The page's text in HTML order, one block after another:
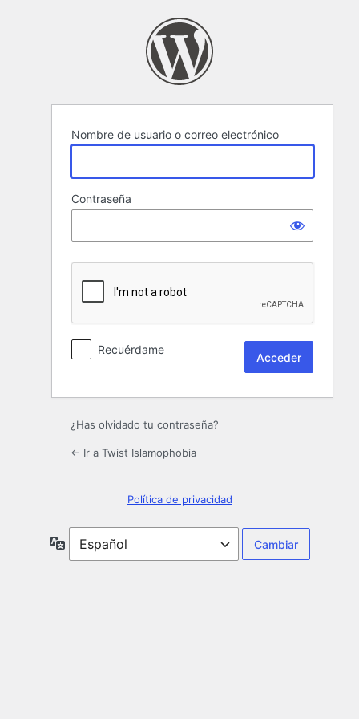
Nombre de usuario o correo electrónico
Contraseña
Recuérdame
¿Has olvidado tu contraseña?
← Ir a Twist Islamophobia
Política de privacidad
Idioma